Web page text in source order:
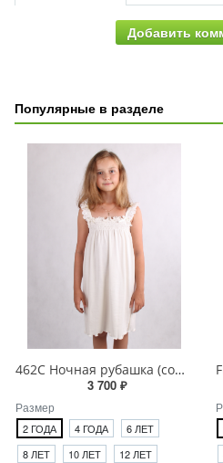
Добавить
Популярные в разделе
462C Ночная рубашка (сорочка) для девочки
3 700 ₽
Размер
2 ГОДА 4 ГОДА
6 ЛЕТ
8 ЛЕТ
10 ЛЕТ
12 ЛЕТ